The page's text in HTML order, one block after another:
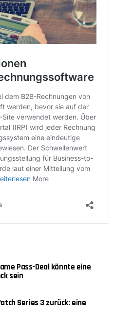
Pass-Deal könnte eine
sein
Series 3 zurück: eine